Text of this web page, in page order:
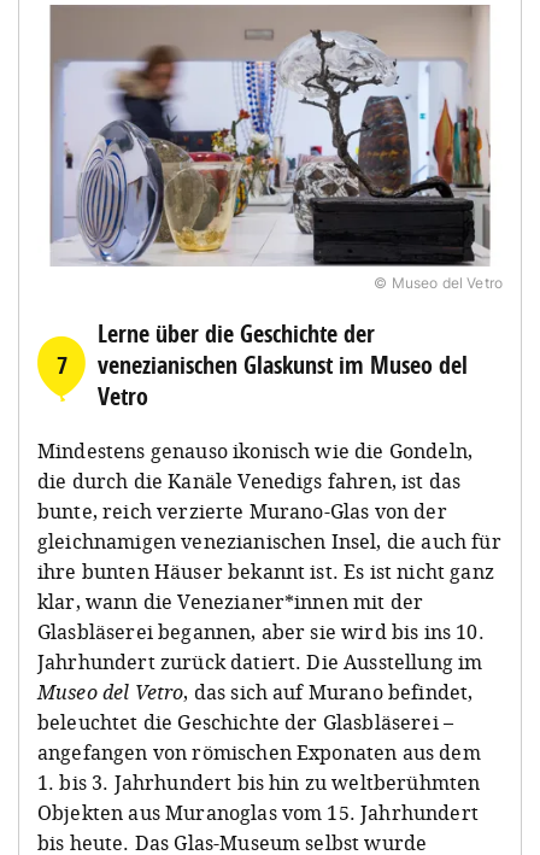
© Museo del Vetro
7
Lerne über die Geschichte der
venezianischen Glaskunst im Museo del
Vetro
Mindestens genauso ikonisch wie die Gondeln,
die durch die Kanäle Venedigs fahren, ist das
bunte, reich verzierte Murano-Glas von der
gleichnamigen venezianischen Insel, die auch für
ihre bunten Häuser bekannt ist. Es ist nicht ganz
klar, wann die Venezianer*innen mit der
Glasbläserei begannen, aber sie wird bis ins 10.
Jahrhundert zurück datiert. Die Ausstellung im
Museo del Vetro, das sich auf Murano befindet,
beleuchtet die Geschichte der Glasbläserei –
angefangen von römischen Exponaten aus dem
1. bis 3. Jahrhundert bis hin zu weltberühmten
Objekten aus Muranoglas vom 15. Jahrhundert
bis heute. Das Glas-Museum selbst wurde